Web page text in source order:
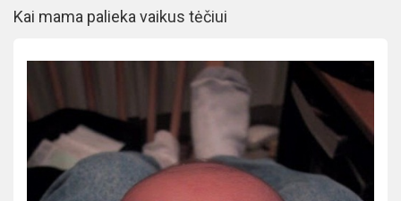
Kai mama palieka vaikus tėčiui